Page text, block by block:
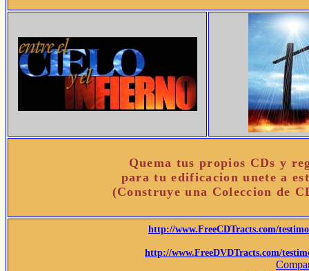
Quema tus propios CDs y
para tu edificacion unete a
(Construye una Coleccion de
http://www.FreeCDTracts.com/
http://www.FreeDVDTracts.com/